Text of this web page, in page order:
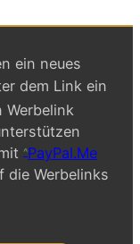
ein neues
dem Link ein
Werbelink
PayPal.Me
die Werbelinks